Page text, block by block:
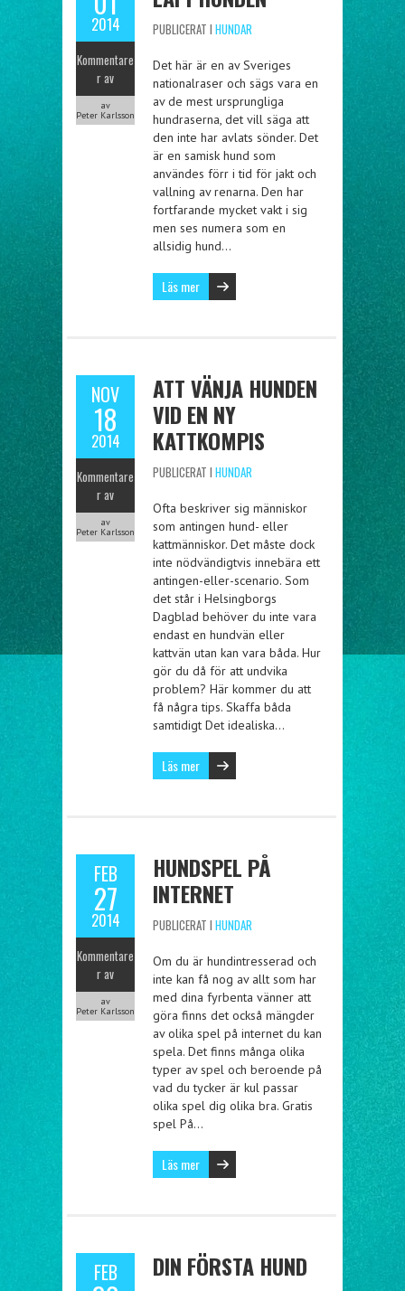
2014
Kommentare
r av
av
Peter Karlsson
PUBLICERAT I HUNDAR
Det här är en av Sveriges
nationalraser och sägs vara en
av de mest ursprungliga
hundraserna, det vill säga att
den inte har avlats sönder. Det
är en samisk hund som
användes förr i tid för jakt och
vallning av renarna. Den har
fortfarande mycket vakt i sig
men ses numera som en
allsidig hund…
Läs mer
NOV
18
2014
Kommentare
r av
av
Peter Karlsson
ATT VÄNJA HUNDEN
VID EN NY
KATTKOMPIS
PUBLICERAT I HUNDAR
Ofta beskriver sig människor
som antingen hund- eller
kattmänniskor. Det måste dock
inte nödvändigtvis innebära ett
antingen-eller-scenario. Som
det står i Helsingborgs
Dagblad behöver du inte vara
endast en hundvän eller
kattvän utan kan vara båda. Hur
gör du då för att undvika
problem? Här kommer du att
få några tips. Skaffa båda
samtidigt Det idealiska…
Läs mer
FEB
27
2014
Kommentare
r av
av
Peter Karlsson
HUNDSPEL PÅ
INTERNET
PUBLICERAT I HUNDAR
Om du är hundintresserad och
inte kan få nog av allt som har
med dina fyrbenta vänner att
göra finns det också mängder
av olika spel på internet du kan
spela. Det finns många olika
typer av spel och beroende på
vad du tycker är kul passar
olika spel dig olika bra. Gratis
spel På…
Läs mer
FEB DIN FÖRSTA HUND